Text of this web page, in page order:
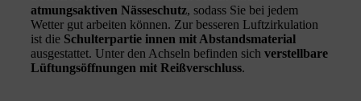
atmungsaktiven Nässeschutz, sodass Sie bei jedem
Wetter gut arbeiten können. Zur besseren Luftzirkulation
ist die Schulterpartie innen mit Abstandsmaterial
ausgestattet. Unter den Achseln befinden sich verstellbare
Lüftungsöffnungen mit Reißverschluss.